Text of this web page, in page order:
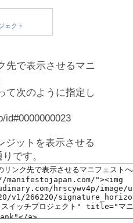
先で表示させるマニ
て次のように指定し
id#0000000023
ジットを表示させる
です。